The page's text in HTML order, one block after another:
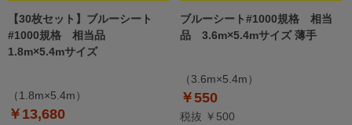
【30枚セット】ブルーシート
#1000規格 相当品
1.8m×5.4mサイズ
（1.8m×5.4m）
￥13,680
ブルーシート#1000規格 相当
品 3.6m×5.4mサイズ 薄手
（3.6m×5.4m）
￥550
税抜 ￥500